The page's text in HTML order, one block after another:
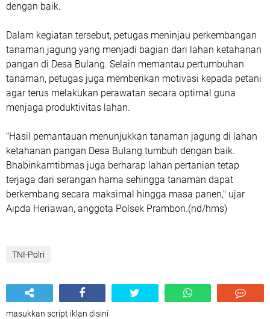
dengan baik.
Dalam kegiatan tersebut, petugas meninjau perkembangan
tanaman jagung yang menjadi bagian dari lahan ketahanan
pangan di Desa Bulang. Selain memantau pertumbuhan
tanaman, petugas juga memberikan motivasi kepada petani
agar terus melakukan perawatan secara optimal guna
menjaga produktivitas lahan.
"Hasil pemantauan menunjukkan tanaman jagung di lahan
ketahanan pangan Desa Bulang tumbuh dengan baik.
Bhabinkamtibmas juga berharap lahan pertanian tetap
terjaga dari serangan hama sehingga tanaman dapat
berkembang secara maksimal hingga masa panen," ujar
Aipda Heriawan, anggota Polsek Prambon.(nd/hms)
TNI-Polri
masukkan script iklan disini